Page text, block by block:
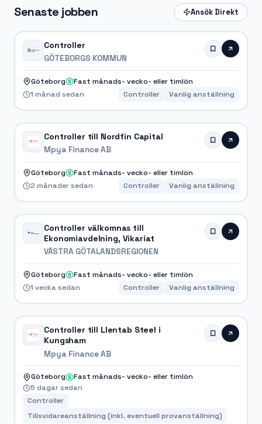
Senaste jobben Ansök Direkt
Controller
GÖTEBORGS KOMMUN
Göteborg
Fast månads- vecko- eller timlön
1 månad sedan
Controller Vanlig anställning
Controller till Nordfin Capital
Mpya Finance AB
Göteborg
Fast månads- vecko- eller timlön
2 månader sedan
Controller Vanlig anställning
Controller välkomnas till
Ekonomiavdelning, Vikariat
VÄSTRA GÖTALANDSREGIONEN
Göteborg
Fast månads- vecko- eller timlön
1 vecka sedan
Controller Vanlig anställning
Controller till Llentab Steel i
Kungsham
Mpya Finance AB
Göteborg
Fast månads- vecko- eller timlön
5 dagar sedan
Controller
Tillsvidareanställning (inkl. eventuell provanställning)